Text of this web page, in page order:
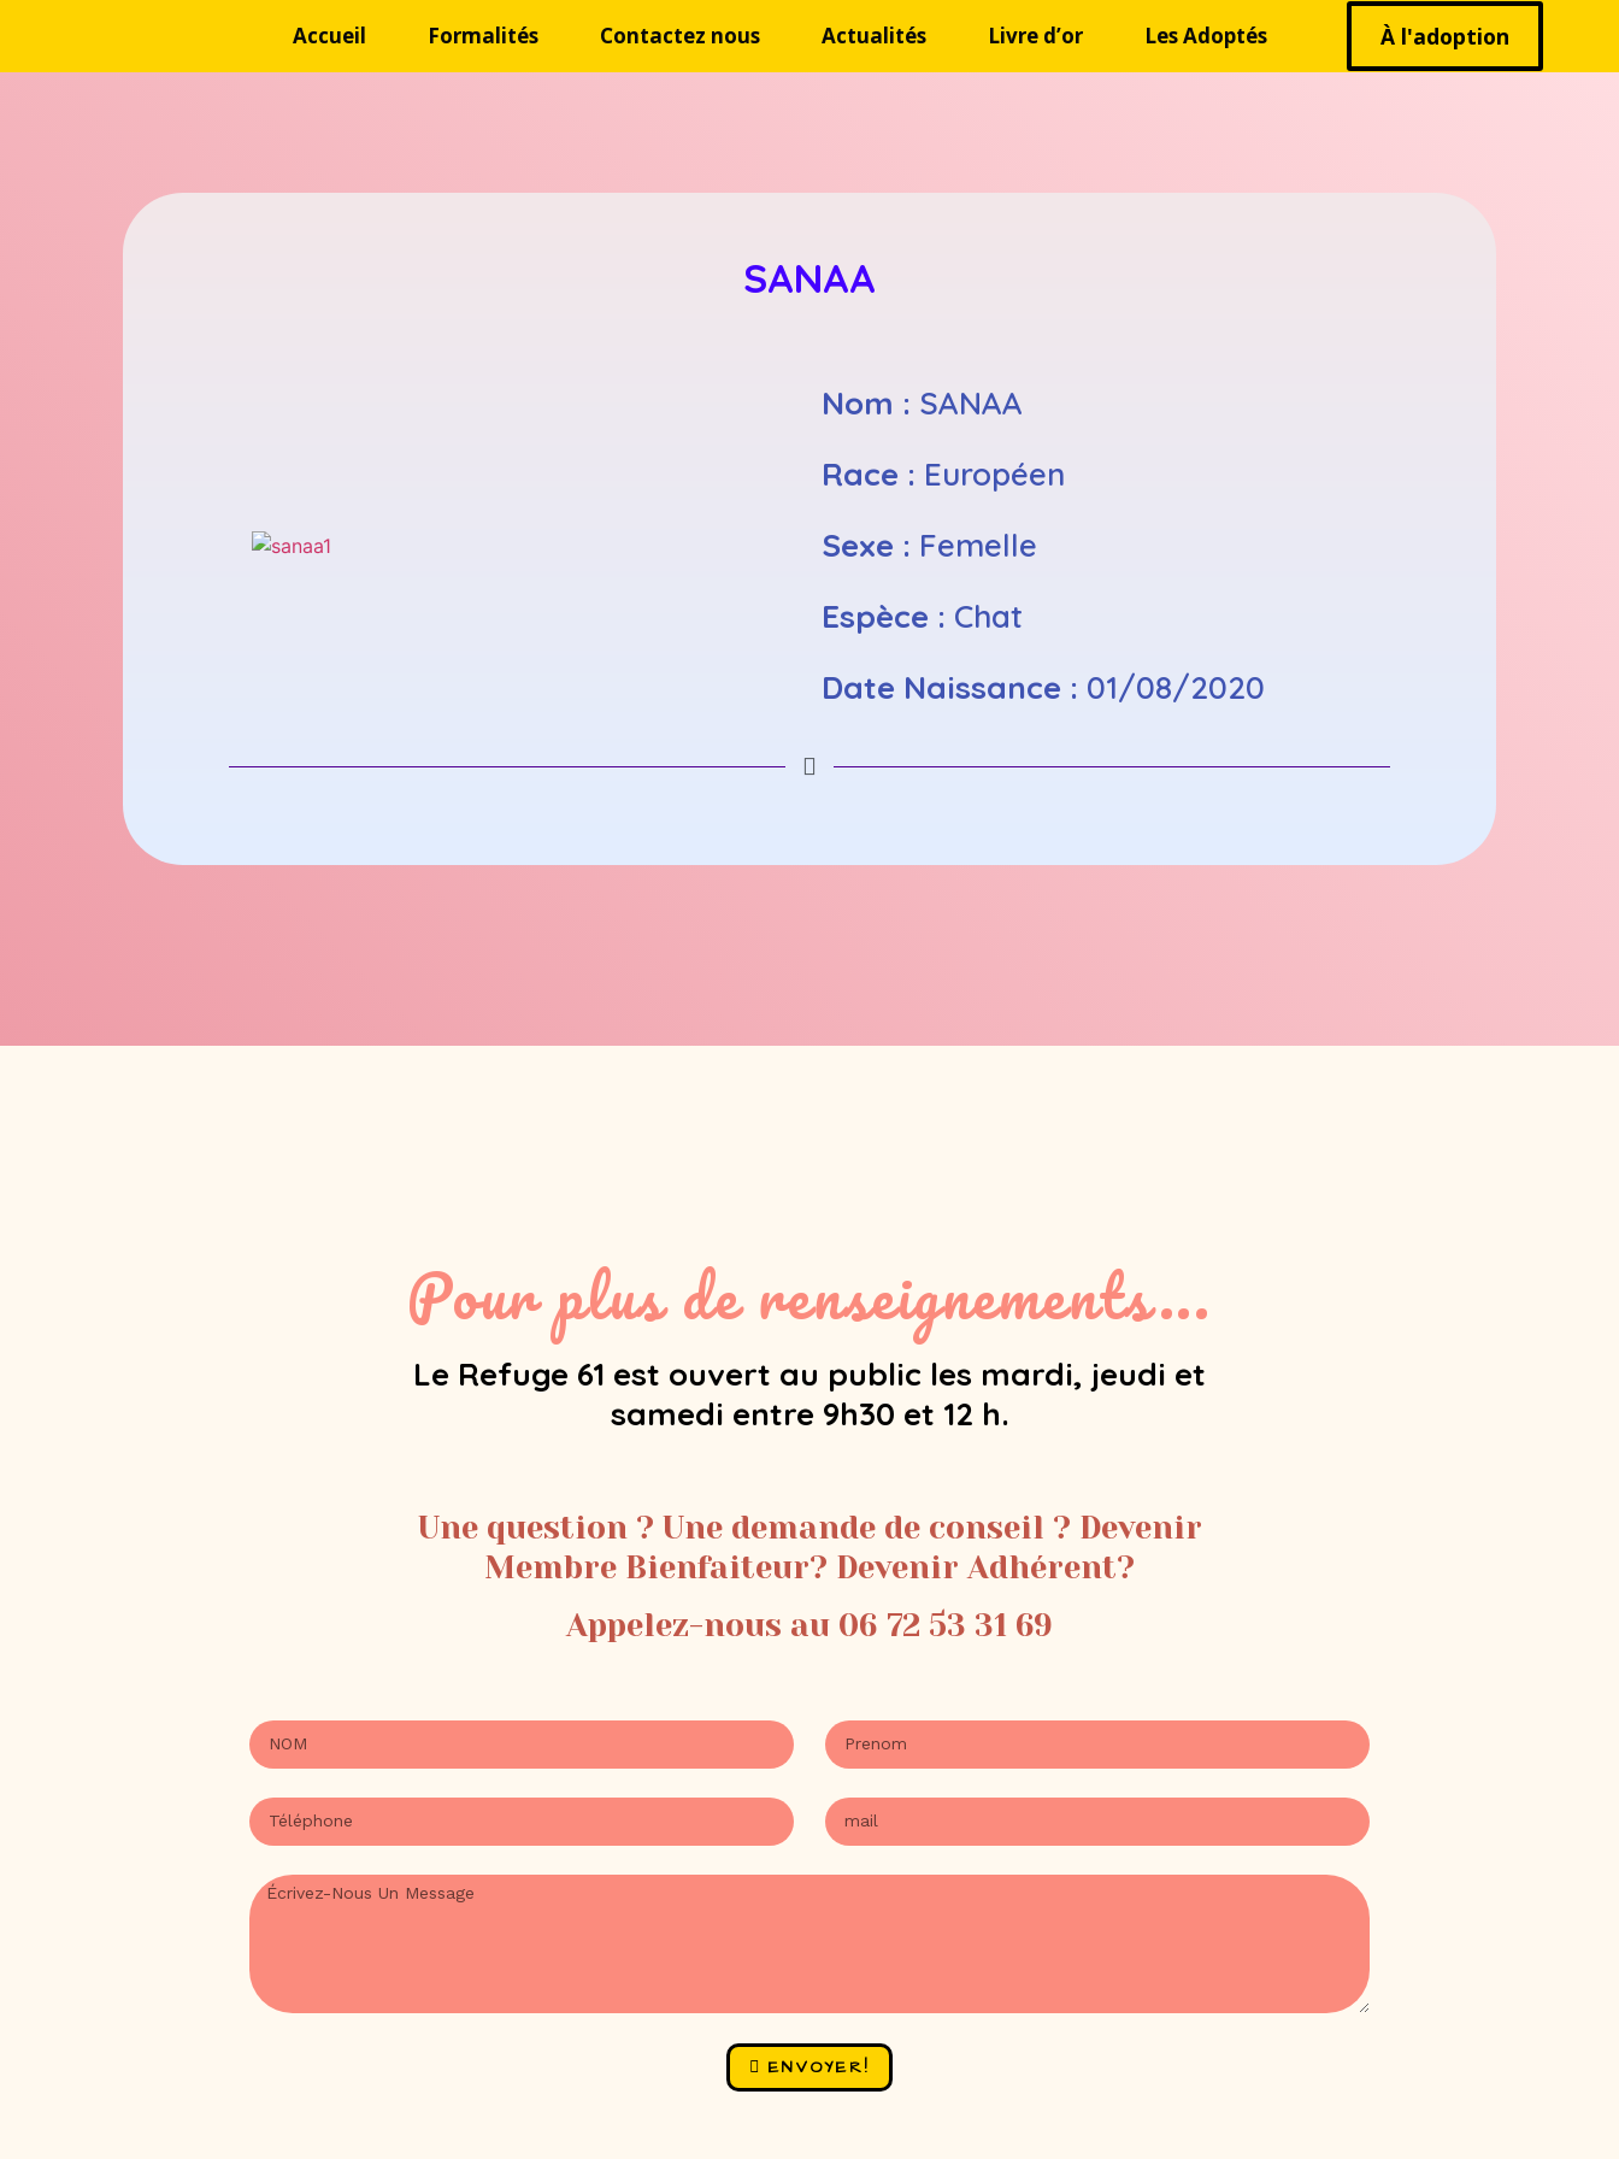
Accueil Formalités Contactez nous Actualités Livre d’or Les Adoptés À l'adoption
SANAA
Nom : SANAA
Race : Européen
Sexe : Femelle
Espèce : Chat
Date Naissance : 01/08/2020
Pour plus de renseignements...
Le Refuge 61 est ouvert au public les mardi, jeudi et
samedi entre 9h30 et 12 h.
Une question ? Une demande de conseil ? Devenir
Membre Bienfaiteur? Devenir Adhérent?
Appelez-nous au 06 72 53 31 69
ENVOYER!